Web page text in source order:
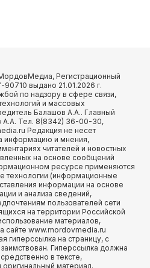
Регистрационный
выдано 21.01.2026 г.
по надзору в сфере связи,
и массовых
Балашов А.А.. Главный
А.А. Тел. 8(8342) 36-00-30,
Редакция не несет
информацию и мнения,
читателей и новостных
на основе сообщений
ресурсе применяются
технологии (информационные
информации на основе
и анализа сведений,
пользователей сети
на территории Российской
материалов,
сайте www.mordovmedia.ru
гиперссылка на страницу, с
Гиперссылка должна
в тексте,
материал.